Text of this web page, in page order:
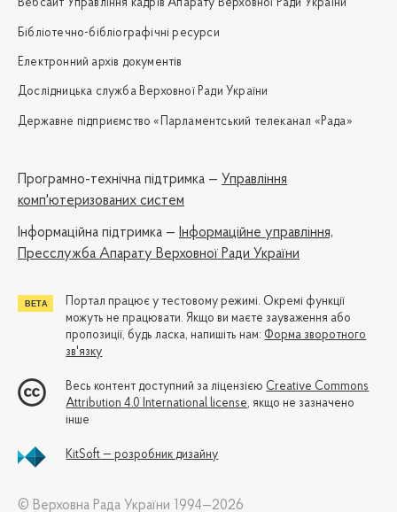
Вебсайт Управління кадрів Апарату Верховної Ради України
Бібліотечно-бібліографічні ресурси
Електронний архів документів
Дослідницька служба Верховної Ради України
Державне підприємство «Парламентський телеканал «Рада»
Програмно-технічна підтримка — Управління
комп'ютеризованих систем
Iнформаційна підтримка — Інформаційне управління,
Пресслужба Апарату Верховної Ради України
Портал працює у тестовому режимі. Окремі функції
можуть не працювати. Якщо ви маєте зауваження або
пропозиції, будь ласка, напишіть нам: Форма зворотного
зв'язку
Весь контент доступний за ліцензією Creative Commons
Attribution 4.0 International license, якщо не зазначено
інше
KitSoft — розробник дизайну
© Верховна Рада України 1994—2026